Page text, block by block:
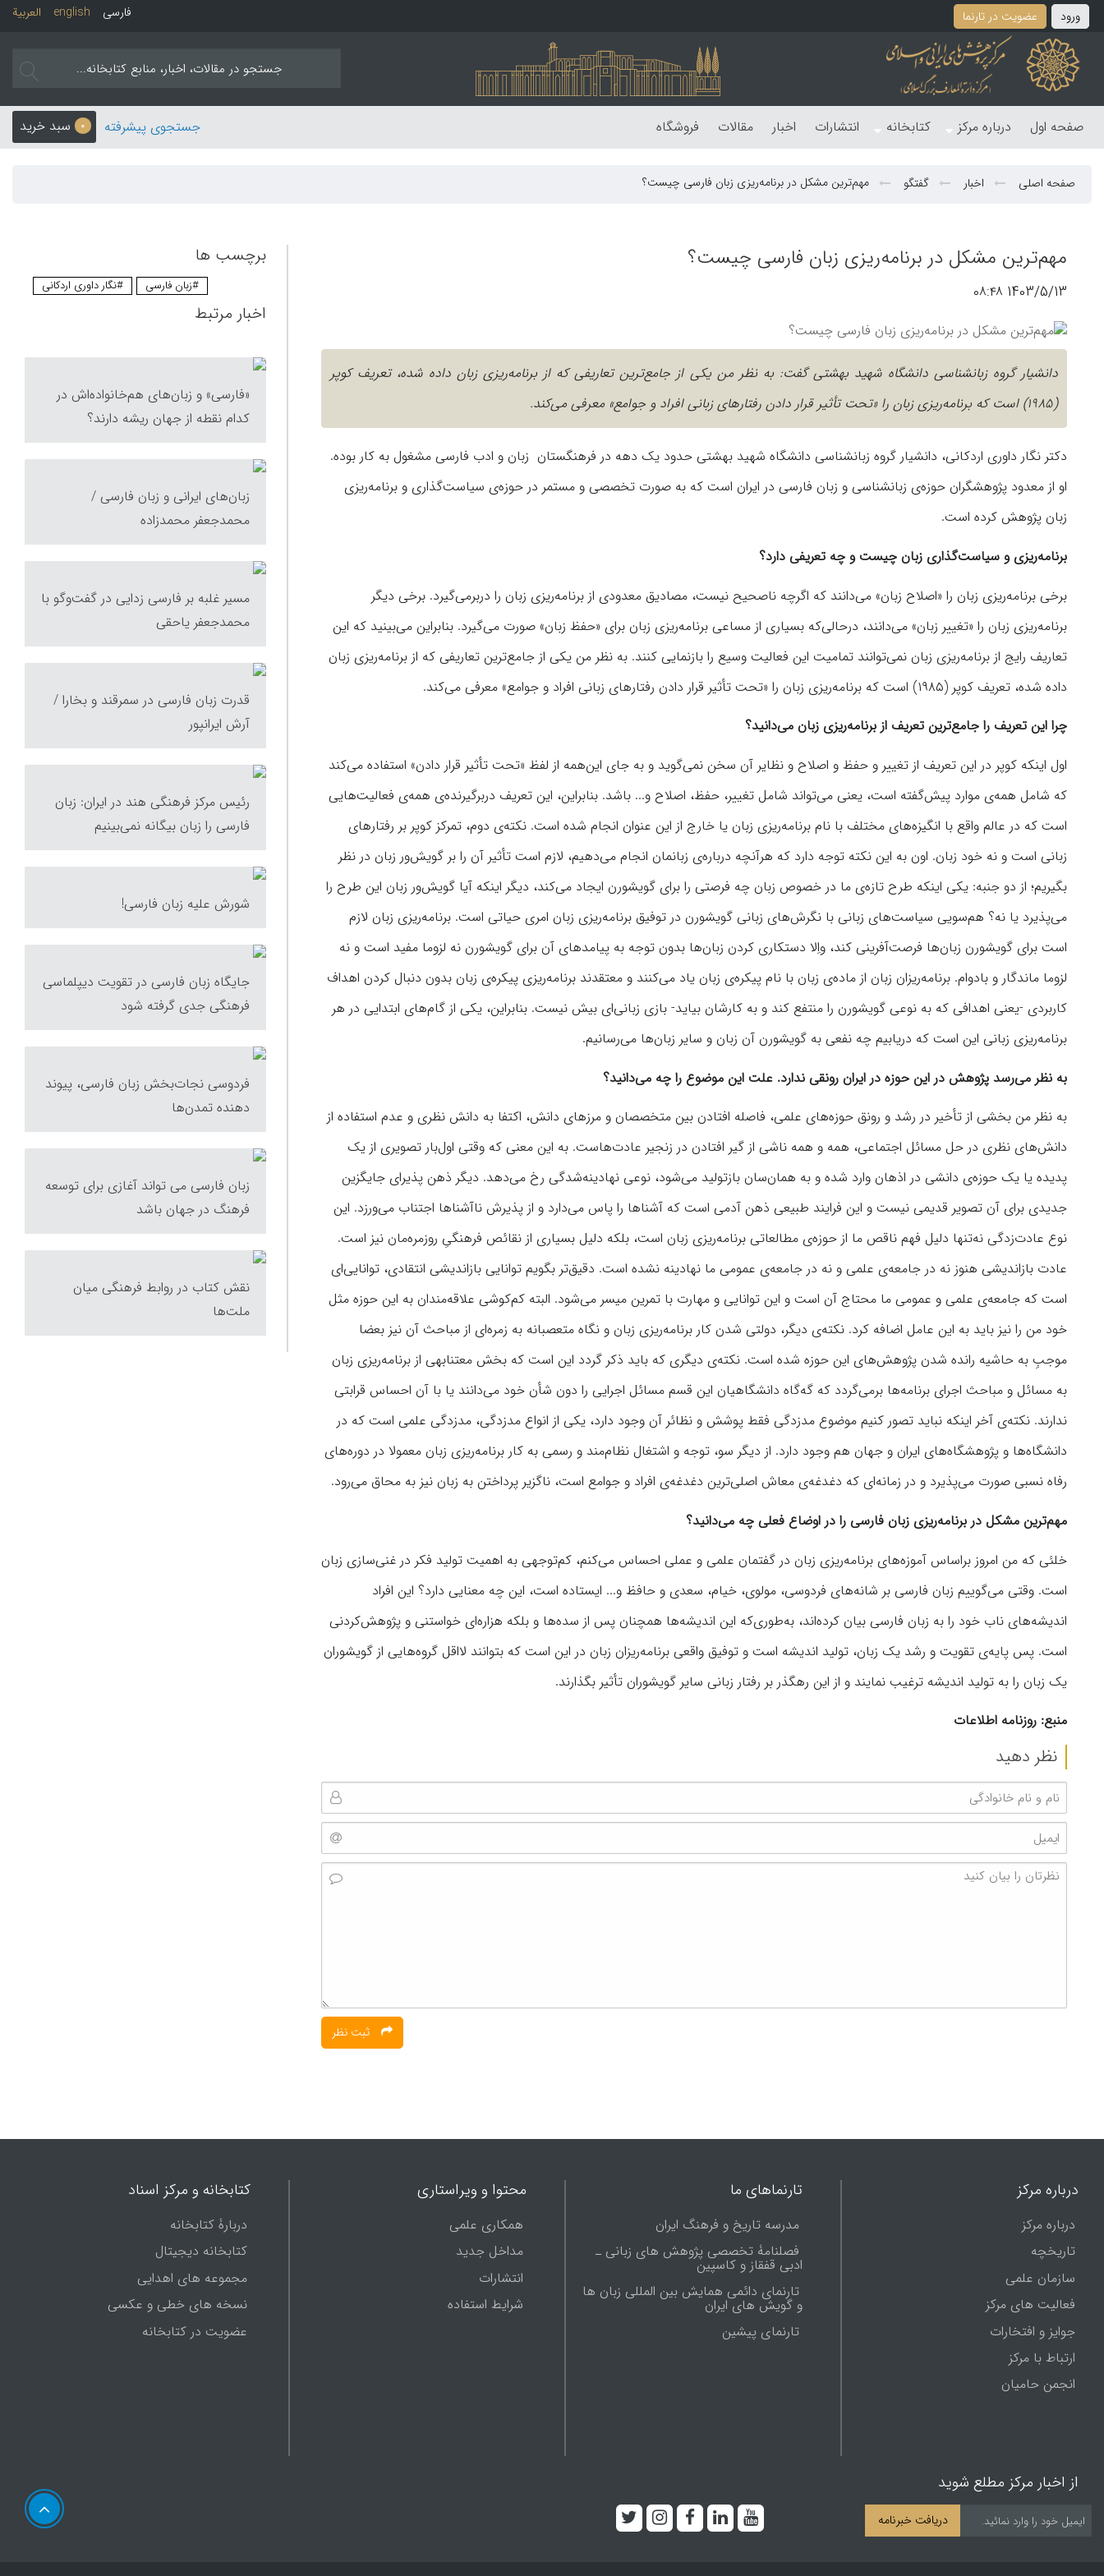
ورود عضویت در تارنما العربیة english فارسی
صفحه اول درباره مرکز کتابخانه انتشارات اخبار مقالات فروشگاه 0 سبد خرید جستجوی پیشرفته
صفحه اصلی اخبار گفتگو مهم‌ترین مشکل در برنامه‌ریزی زبان فارسی چیست؟
مهم‌ترین مشکل در برنامه‌ریزی زبان فارسی چیست؟
1403/5/13 ۰۸:۴۸
دانشیار گروه زبانشناسی دانشگاه شهید بهشتی گفت: به نظر من یکی از جامع‌ترین تعاریفی که از برنامه‌ریزی زبان داده شده، تعریف کوپر
(۱۹۸۵) است که برنامه‌ریزی زبان را «تحت تأثیر قرار دادن رفتارهای زبانی افراد و جوامع» معرفی می‌کند.
دکتر نگار داوری اردکانی، دانشیار گروه زبانشناسی دانشگاه شهید بهشتی حدود یک دهه در فرهنگستان زبان و ادب فارسی مشغول به کار بوده.
او از معدود پژوهشگران حوزه‌ی زبانشناسی و زبان فارسی در ایران است که به صورت تخصصی و مستمر در حوزه‌ی سیاست‌گذاری و برنامه‌ریزی
زبان پژوهش کرده است.
برنامه‌ریزی و سیاست‌گذاری زبان چیست و چه تعریفی دارد؟
برخی برنامه‌ریزی زبان را «اصلاح زبان» می‌دانند که اگرچه ناصحیح نیست، مصادیق معدودی از برنامه‌ریزی زبان را دربرمی‌گیرد. برخی دیگر
برنامه‌ریزی زبان را «تغییر زبان» می‌دانند، درحالی‌که بسیاری از مساعی برنامه‌ریزی زبان برای «حفظ زبان» صورت می‌گیرد. بنابراین می‌بینید که این
تعاریف رایج از برنامه‌ریزی زبان نمی‌توانند تمامیت این فعالیت وسیع را بازنمایی کنند. به نظر من یکی از جامع‌ترین تعاریفی که از برنامه‌ریزی زبان
داده شده، تعریف کوپر (۱۹۸۵) است که برنامه‌ریزی زبان را «تحت تأثیر قرار دادن رفتارهای زبانی افراد و جوامع» معرفی می‌کند.
چرا این تعریف را جامع‌ترین تعریف از برنامه‌ریزی زبان می‌دانید؟
اول اینکه کوپر در این تعریف از تغییر و حفظ و اصلاح و نظایر آن سخن نمی‌گوید و به جای این‌همه از لفظ «تحت تأثیر قرار دادن» استفاده می‌کند
که شامل همه‌ی موارد پیش‌گفته است، یعنی می‌تواند شامل تغییر، حفظ، اصلاح و... باشد. بنابراین، این تعریف دربرگیرنده‌ی همه‌ی فعالیت‌هایی
است که در عالم واقع با انگیزه‌های مختلف با نام برنامه‌ریزی زبان یا خارج از این عنوان انجام شده است. نکته‌ی دوم، تمرکز کوپر بر رفتارهای
زبانی است و نه خود زبان. اون به این نکته توجه دارد که هرآنچه درباره‌ی زبانمان انجام می‌دهیم، لازم است تأثیر آن را بر گویش‌ور زبان در نظر
بگیریم؛ از دو جنبه: یکی اینکه طرح تازه‌ی ما در خصوص زبان چه فرصتی را برای گویشورن ایجاد می‌کند، دیگر اینکه آیا گویش‌ور زبان این طرح را
می‌پذیرد یا نه؟ هم‌سویی سیاست‌های زبانی با نگرش‌‌های زبانی گویشورن در توفیق برنامه‌ریزی زبان امری حیاتی است. برنامه‌ریزی زبان لازم
است برای گویشورن زبان‌ها فرصت‌آفرینی کند، واِلا دستکاری کردن زبان‌ها بدون توجه به پیامدهای آن برای گویشورن نه لزوما مفید است و نه
لزوما ماندگار و بادوام. برنامه‌ریزان زبان از ماده‌ی زبان با نام پیکره‌ی زبان یاد می‌کنند و معتقدند برنامه‌ریزی پیکره‌ی زبان بدون دنبال کردن اهداف
کاربردی -یعنی اهدافی که به نوعی گویشورن را منتفع کند و به کارشان بیاید- بازی زبانی‌ای بیش نیست. بنابراین، یکی از گام‌های ابتدایی در هر
برنامه‌ریزی زبانی این است که دریابیم چه نفعی به گویشورن آن زبان و سایر زبان‌ها می‌رسانیم.
به نظر می‌رسد پژوهش در این حوزه در ایران رونقی ندارد. علت این موضوع را چه می‌دانید؟
به نظر من بخشی از تأخیر در رشد و رونق حوزه‌های علمی، فاصله افتادن بین متخصصان و مرزهای دانش، اکتفا به دانش نظری و عدم استفاده از
دانش‌های نظری در حل مسائل اجتماعی، همه و همه ناشی از گیر افتادن در زنجیر عادت‌هاست. به این معنی که وقتی اول‌بار تصویری از یک
پدیده یا یک حوزه‌ی دانشی در اذهان وارد شده و به همان‌سان بازتولید می‌شود، نوعی نهادینه‌شدگی رخ می‌دهد. دیگر ذهن پذیرای جایگزین
جدیدی برای آن تصویر قدیمی نیست و این فرایند طبیعی ذهن آدمی است که آشناها را پاس می‌دارد و از پذیرش ناآشناها اجتناب می‌ورزد. این
نوع عادت‌زدگی نه‌تنها دلیل فهم ناقص ما از حوزه‌ی مطالعاتی برنامه‌ریزی زبان است، بلکه دلیل بسیاری از نقائص فرهنگیِ روزمره‌مان نیز است.
عادت بازاندیشی هنوز نه در جامعه‌ی علمی و نه در جامعه‌ی عمومی ما نهادینه نشده است. دقیق‌تر بگویم توانایی بازاندیشی انتقادی، توانایی‌ای
است که جامعه‌ی علمی و عمومی ما محتاج آن است و این توانایی و مهارت با تمرین میسر می‌شود. البته کم‌کوشی علاقه‌مندان به این حوزه مثل
خود من را نیز باید به این عامل اضافه کرد. نکته‌ی دیگر، دولتی شدن کار برنامه‌ریزی زبان و نگاه متعصبانه به زمره‌ای از مباحث آن نیز بعضا
موجبِ به حاشیه رانده شدن پژوهش‌های این حوزه شده است. نکته‌ی دیگری که باید ذکر گردد این است که بخش معتنابهی از برنامه‌ریزی زبان
به مسائل و مباحث اجرای برنامه‌ها برمی‌گردد که گه‌گاه دانشگاهیان این قسم مسائل اجرایی را دون شأن خود می‌دانند یا با آن احساس قرابتی
ندارند. نکته‌ی آخر اینکه نباید تصور کنیم موضوع مدزدگی فقط پوشش و نظائر آن وجود دارد، یکی از انواع مدزدگی، مدزدگی علمی است که در
دانشگاه‌ها و پژوهشگاه‌های ایران و جهان هم وجود دارد. از دیگر سو، توجه و اشتغال نظام‌مند و رسمی به کار برنامه‌ریزی زبان معمولا در دوره‌های
رفاه نسبی صورت می‌پذیرد و در زمانه‌ای که دغدغه‌ی معاش اصلی‌ترین دغدغه‌ی افراد و جوامع است، ناگزیر پرداختن به زبان نیز به محاق می‌رود.
مهم‌ترین مشکل در برنامه‌ریزی زبان فارسی را در اوضاع فعلی چه می‌دانید؟
خلئی که من امروز براساس آموزه‌های برنامه‌ریزی زبان در گفتمان علمی و عملی احساس می‌کنم، کم‌توجهی به اهمیت تولید فکر در غنی‌سازی زبان
است. وقتی می‌گوییم زبان فارسی بر شانه‌های فردوسی، مولوی، خیام، سعدی و حافظ و... ایستاده است، این چه معنایی دارد؟ این افراد
اندیشه‌های ناب خود را به زبان فارسی بیان کرده‌اند، به‌طوری‌که این اندیشه‌ها همچنان پس از سده‌ها و بلکه هزاره‌ای خواستنی و پژوهش‌کردنی
است. پس پایه‌ی تقویت و رشد یک زبان، تولید اندیشه است و توفیق واقعی برنامه‌ریزان زبان در این است که بتوانند لااقل گروه‌هایی از گویشوران
یک زبان را به تولید اندیشه ترغیب نمایند و از این رهگذر بر رفتار زبانی سایر گویشوران تأثیر بگذارند.
منبع: روزنامه اطلاعات
نظر دهید
برچسب ها
#زبان فارسی #نگار داوری اردکانی
اخبار مرتبط
«فارسی» و زبان‌های هم‌خانواده‌اش در
کدام نقطه از جهان ریشه دارند؟
زبان‌های ایرانی و زبان فارسی /
محمدجعفر محمدزاده
مسیر غلبه بر فارسی زدایی در گفت‌وگو با
محمدجعفر یاحقی
قدرت زبان فارسی در سمرقند و بخارا /
آرش ایرانپور
رئیس مرکز فرهنگی هند در ایران: زبان
فارسی را زبان بیگانه نمی‌بینیم
شورش علیه زبان فارسی!
جایگاه زبان فارسی در تقویت دیپلماسی
فرهنگی جدی گرفته شود
فردوسی نجات‌بخش زبان فارسی، پیوند
دهنده تمدن‌ها
زبان فارسی می تواند آغازی برای توسعه
فرهنگ در جهان باشد
نقش کتاب در روابط فرهنگی میان
ملت‌ها
درباره مرکز
درباره مرکز
تاریخچه
سازمان علمی
فعالیت های مرکز
جوایز و افتخارات
ارتباط با مرکز
انجمن حامیان
تارنماهای ما
مدرسه تاریخ و فرهنگ ایران
فصلنامۀ تخصصی پژوهش های زبانی ـ
ادبی قفقاز و کاسپین
تارنمای دائمی همایش بین المللی زبان ها
و گویش های ایران
تارنماى پيشين
محتوا و ویراستاری
همکاری علمی
مداخل جدید
انتشارات
شرایط استفاده
کتابخانه و مرکز اسناد
دربارۀ کتابخانه
کتابخانه دیجیتال
مجموعه های اهدایی
نسخه های خطی و عکسی
عضویت در کتابخانه
از اخبار مرکز مطلع شوید
دریافت خبرنامه